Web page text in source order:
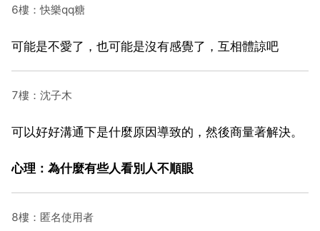
6樓：快樂qq糖
可能是不愛了，也可能是沒有感覺了，互相體諒吧
7樓：沈子木
可以好好溝通下是什麼原因導致的，然後商量著解決。
心理：為什麼有些人看別人不順眼
8樓：匿名使用者